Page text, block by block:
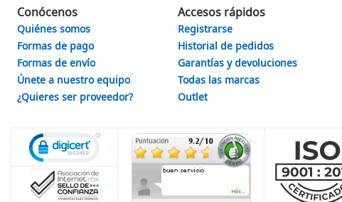
Conócenos
Quiénes somos
Formas de pago
Formas de envío
Únete a nuestro equipo
¿Quieres ser proveedor?
Accesos rápidos
Registrarse
Historial de pedidos
Garantías y devoluciones
Todas las marcas
Outlet